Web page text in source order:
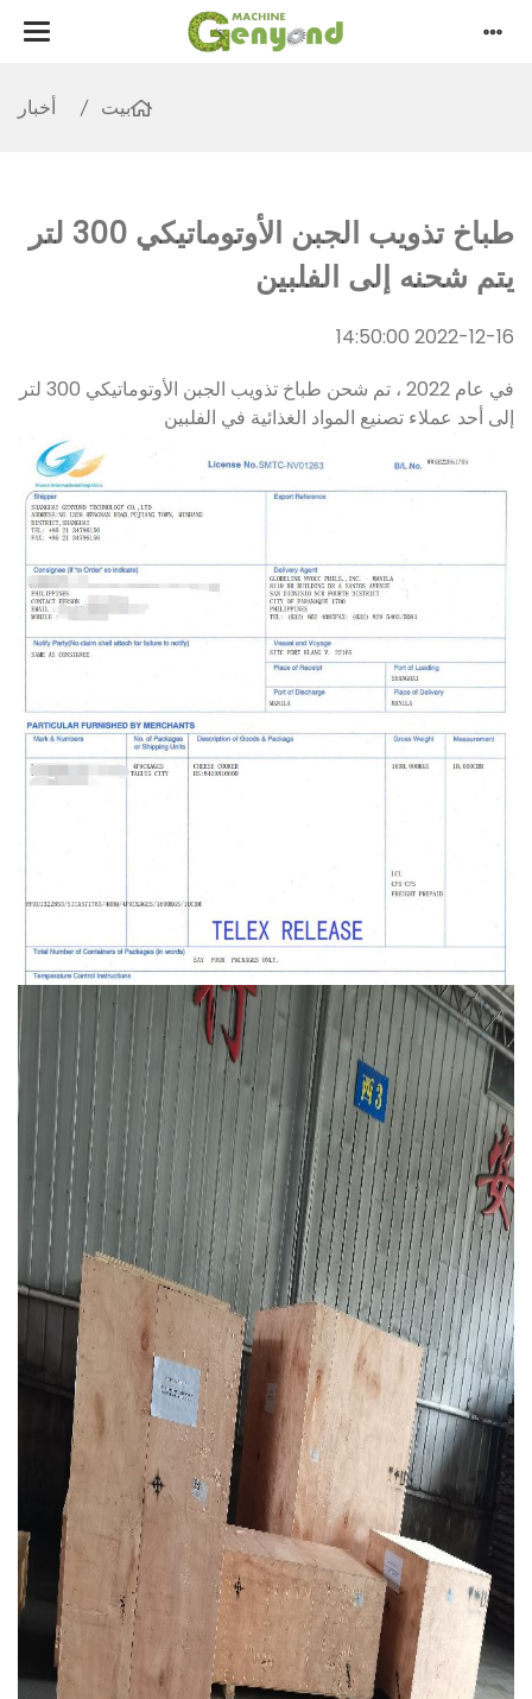
بيت أخبار
طباخ تذويب الجبن الأوتوماتيكي 300 لتر
يتم شحنه إلى الفلبين
2022-12-16 14:50:00
في عام 2022 ، تم شحن طباخ تذويب الجبن الأوتوماتيكي 300 لتر
إلى أحد عملاء تصنيع المواد الغذائية في الفلبين